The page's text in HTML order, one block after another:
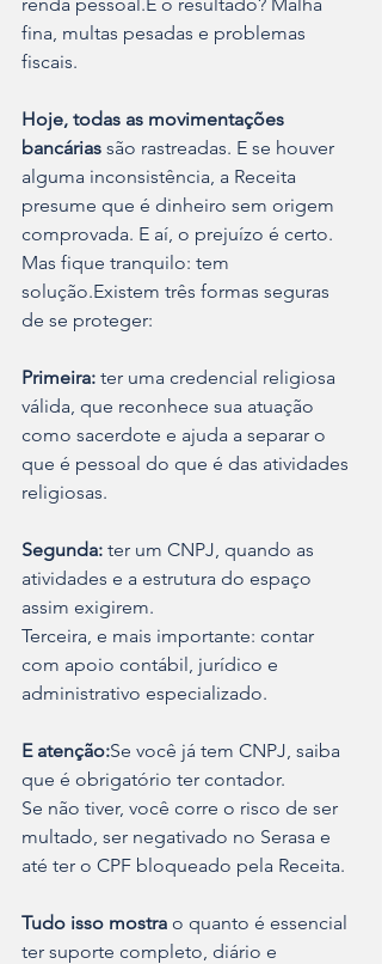
fina, multas pesadas e problemas
fiscais.
Hoje, todas as movimentações
bancárias são rastreadas. E se houver
alguma inconsistência, a Receita
presume que é dinheiro sem origem
comprovada. E aí, o prejuízo é certo.
Mas fique tranquilo: tem
solução.Existem três formas seguras
de se proteger:
Primeira: ter uma credencial religiosa
válida, que reconhece sua atuação
como sacerdote e ajuda a separar o
que é pessoal do que é das atividades
religiosas.
Segunda: ter um CNPJ, quando as
atividades e a estrutura do espaço
assim exigirem.
Terceira, e mais importante: contar
com apoio contábil, jurídico e
administrativo especializado.
E atenção:Se você já tem CNPJ, saiba
que é obrigatório ter contador.
Se não tiver, você corre o risco de ser
multado, ser negativado no Serasa e
até ter o CPF bloqueado pela Receita.
Tudo isso mostra o quanto é essencial
ter suporte completo, diário e